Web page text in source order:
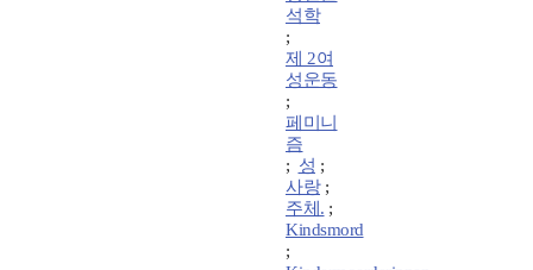
석학
;
제 2여
성운동
;
페미니
즘
; 성 ;
사랑;
주체. ;
Kindsmord
;